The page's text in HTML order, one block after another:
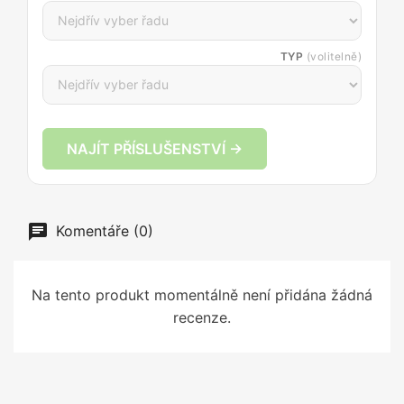
TYP (volitelně)
NAJÍT PŘÍSLUŠENSTVÍ →
Komentáře (0)
Na tento produkt momentálně není přidána žádná
recenze.